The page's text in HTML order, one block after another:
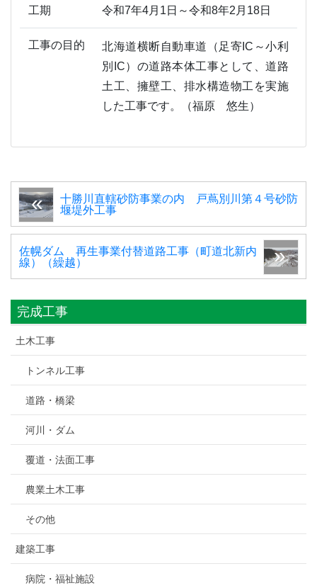
工期 令和7年4月1日～令和8年2月18日
工事の目的
北海道横断自動車道（足寄IC～小利
別IC）の道路本体工事として、道路
土工、擁壁工、排水構造物工を実施
した工事です。（福原 悠生）
十勝川直轄砂防事業の内 戸蔦別川第４号砂防
堰堤外工事
佐幌ダム 再生事業付替道路工事（町道北新内
線）（繰越）
完成工事
土木工事
トンネル工事
道路・橋梁
河川・ダム
覆道・法面工事
農業土木工事
その他
建築工事
病院・福祉施設